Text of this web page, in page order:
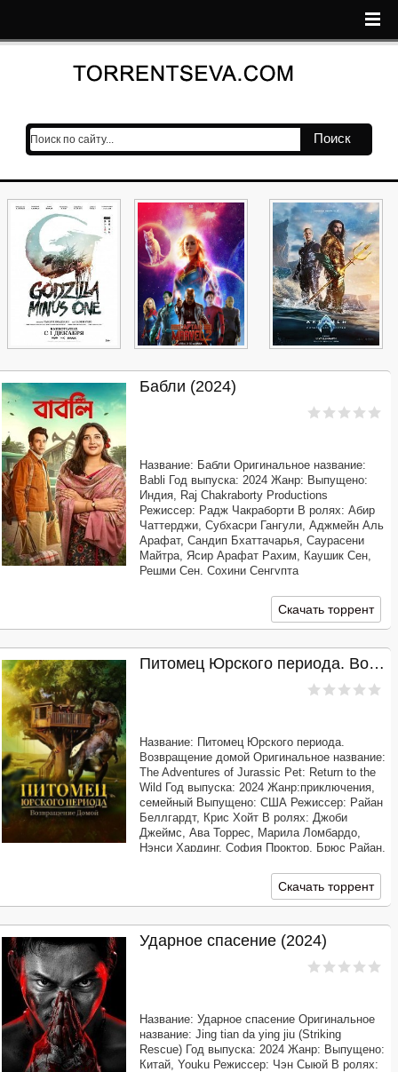
Поиск
Бабли (2024)
Название: Бабли Оригинальное название:
Babli Год выпуска: 2024 Жанр: Выпущено:
Индия, Raj Chakraborty Productions
Режиссер: Радж Чакраборти В ролях: Абир
Чаттерджи, Субхасри Гангули, Аджмейн Аль
Арафат, Сандип Бхаттачарья, Саурасени
Майтра, Ясир Арафат Рахим, Каушик Сен,
Решми Сен, Сохини Сенгупта
Профессиональный многоголосый
[КОЛОБОК] Качество: TS Размер:Скачать торрент
Питомец Юрского периода. Возвращение домой (2024)
Название: Питомец Юрского периода.
Возвращение домой Оригинальное название:
The Adventures of Jurassic Pet: Return to the
Wild Год выпуска: 2024 Жанр:приключения,
семейный Выпущено: США Режиссер: Райан
Беллгардт, Крис Хойт В ролях: Джоби
Джеймс, Ава Торрес, Марила Ломбардо,
Нэнси Хардинг, София Проктор, Брюс Райан,
Пеннингтон, Дрю Поллок
Скачать торрент
Ударное спасение (2024)
Название: Ударное спасение Оригинальное
название: Jing tian da ying jiu (Striking
Rescue) Год выпуска: 2024 Жанр: Выпущено:
Китай, Youku Режиссер: Чэн Сыюй В ролях: